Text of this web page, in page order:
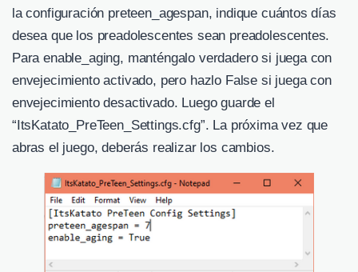
la configuración preteen_agespan, indique cuántos días
desea que los preadolescentes sean preadolescentes.
Para enable_aging, manténgalo verdadero si juega con
envejecimiento activado, pero hazlo False si juega con
envejecimiento desactivado. Luego guarde el
“ItsKatato_PreTeen_Settings.cfg”. La próxima vez que
abras el juego, deberás realizar los cambios.